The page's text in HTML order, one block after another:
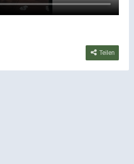
Teilen